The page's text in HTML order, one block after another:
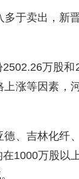
于卖出，新
万股和
涨等因素，
、吉林化纤
1000万股以